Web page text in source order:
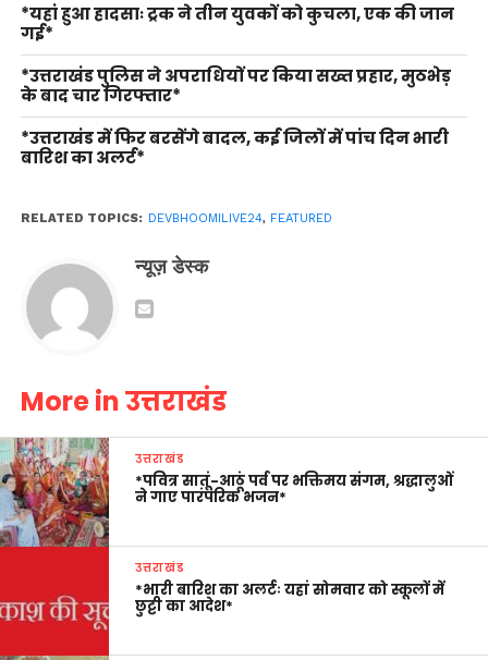
*यहां हुआ हादसाः ट्रक ने तीन युवकों को कुचला, एक की जान
गई*
*उत्तराखंड पुलिस ने अपराधियों पर किया सख्त प्रहार, मुठभेड़
के बाद चार गिरफ्तार*
*उत्तराखंड में फिर बरसेंगे बादल, कई जिलों में पांच दिन भारी
बारिश का अलर्ट*
RELATED TOPICS: DEVBHOOMILIVE24, FEATURED
न्यूज़ डेस्क
More in उत्तराखंड
उत्तराखंड
*पवित्र सातूं-आठूं पर्व पर भक्तिमय संगम, श्रद्धालुओं
ने गाए पारंपरिक भजन*
उत्तराखंड
*भारी बारिश का अलर्टः यहां सोमवार को स्कूलों में
छुट्टी का आदेश*